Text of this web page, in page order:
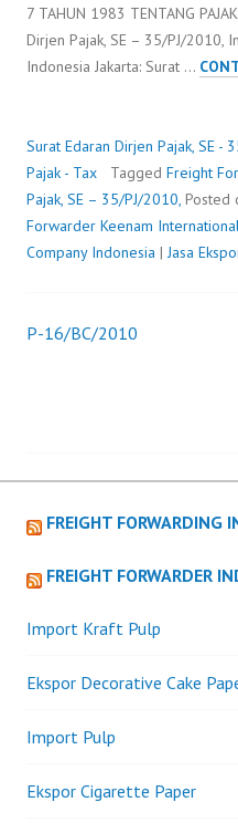
7 TAHUN 1983 TENTANG
Dirjen Pajak, SE – 35/PJ/2010,
Indonesia Jakarta: Surat …
Surat Edaran Dirjen Pajak, SE -
Pajak - Tax
Tagged Freight
Pajak, SE – 35/PJ/2010, Posted
Forwarder Keenam
Company Indonesia |Jasa
Post
P-16/BC/2010
FREIGHT FORWARDING
FREIGHT FORWARDER
Import Kraft Pulp
Ekspor Decorative Cake
Import Pulp
Ekspor Cigarette Paper